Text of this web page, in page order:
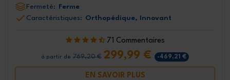
Fermeté:
Ferme
Caractéristiques: Orthopédique, Innovant
71 Commentaires
à partir de 769,20 € 299,99 € -469,21 €
EN SAVOIR PLUS